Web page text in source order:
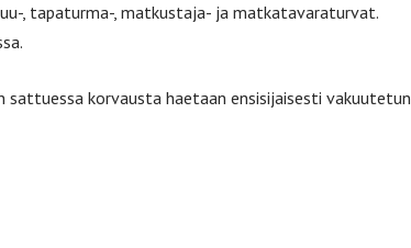
, tapaturma-, matkustaja- ja matkatavaraturvat.
korvausta haetaan ensisijaisesti vakuutetun